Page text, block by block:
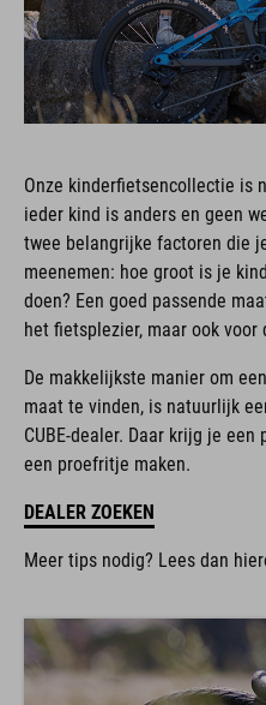
Onze kinderfietsencollectie is
ieder kind is anders en geen
twee belangrijke factoren die
meenemen: hoe groot is je
doen? Een goed passende
het fietsplezier, maar ook voor
De makkelijkste manier om
maat te vinden, is natuurlijk
CUBE-dealer. Daar krijg je
een proefritje maken.
DEALER ZOEKEN
Meer tips nodig? Lees dan